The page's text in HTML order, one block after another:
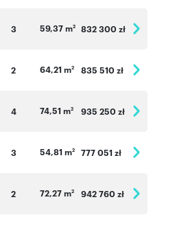
3 59,37 m2 832 300 zł
2 64,21 m2 835 510 zł
4 74,51 m2 935 250 zł
3 54,81 m2 777 051 zł
2 72,27 m2 942 760 zł